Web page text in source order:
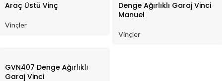
Araç Üstü Vinç
Vinçler
Denge Ağırlıklı Garaj Vinci
Manuel
Vinçler
GVN407 Denge Ağırlıklı
Garaj Vinci